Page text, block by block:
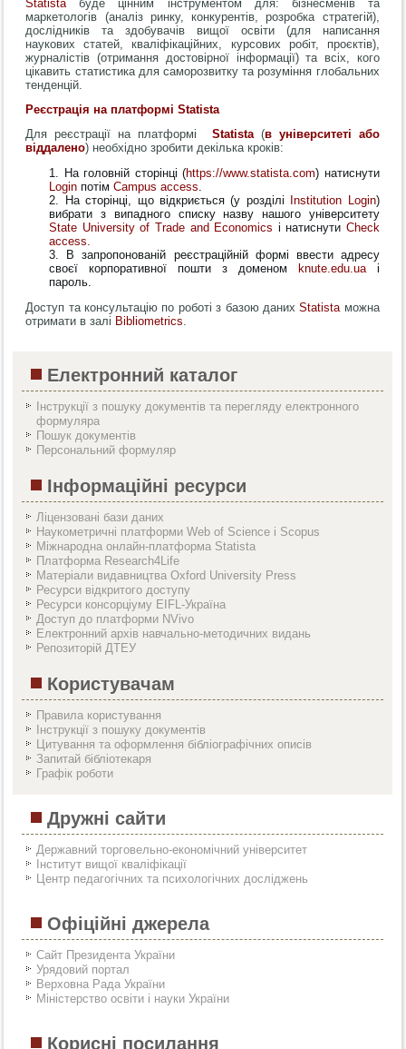
Statistaбуде цінним інструментом для: бізнесменів та
маркетологів (аналіз ринку, конкурентів, розробка стратегій),
дослідників та здобувачів вищої освіти (для написання
наукових статей, кваліфікаційних, курсових робіт, проєктів),
журналістів (отримання достовірної інформації) та всіх, кого
цікавить статистика для саморозвитку та розуміння глобальних
тенденцій.
Реєстрація на платформі Statista
Для реєстрації на платформі Statista(в університеті або
віддалено) необхідно зробити декілька кроків:
На головній сторінці (https://www.statista.com) натиснути
Login потімCampus access.
На сторінці, що відкриється (у розділі
Institution Login)
вибрати з випадного списку назву нашого університету
State University of Trade and Economics і натиснути Check
access.
В запропонованій реєстраційній формі ввести адресу
своєї корпоративної пошти з доменом
knute.edu.uaі
пароль.
Доступ та консультацію по роботі з базою данихStatistaможна
отримати в залі Bibliometrics.
Електронний каталог
Інструкції з пошуку документів та перегляду електронного
формуляра
Пошук документів
Персональний формуляр
Інформаційні ресурси
Ліцензовані бази даних
Наукометричні платформи Web of Science і Scopus
Міжнародна онлайн-платформа Statista
Платформа Research4Life
Матеріали видавництва Oxford University Press
Ресурси відкритого доступу
Ресурси консорціуму EIFL-Україна
Доступ до платформи NVivo
Електронний архів навчально-методичних видань
Репозиторій ДТЕУ
Користувачам
Правила користування
Інструкції з пошуку документів
Цитування та оформлення бібліографічних описів
Запитай бібліотекаря
Графік роботи
Дружні сайти
Державний торговельно-економічний університет
Інститут вищої кваліфікації
Центр педагогічних та психологічних досліджень
Офіційні джерела
Сайт Президента України
Урядовий портал
Верховна Рада України
Міністерство освіти і науки України
Корисні посилання